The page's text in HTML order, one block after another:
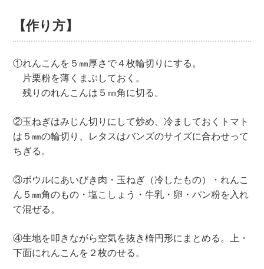
【作り方】
①れんこんを５㎜厚さで４枚輪切りにする。
片栗粉を薄くまぶしておく。
残りのれんこんは５㎜角に切る。
②玉ねぎはみじん切りにして炒め、冷ましておくトマト
は５㎜の輪切り、レタスはバンズのサイズに合わせって
ちぎる。
③ボウルにあいびき肉・玉ねぎ（冷したもの）・れんこ
ん５㎜角のもの・塩こしょう・牛乳・卵・パン粉を入れ
て混ぜる。
④生地を叩きながら空気を抜き楕円形にまとめる。上・
下面にれんこんを２枚のせる。